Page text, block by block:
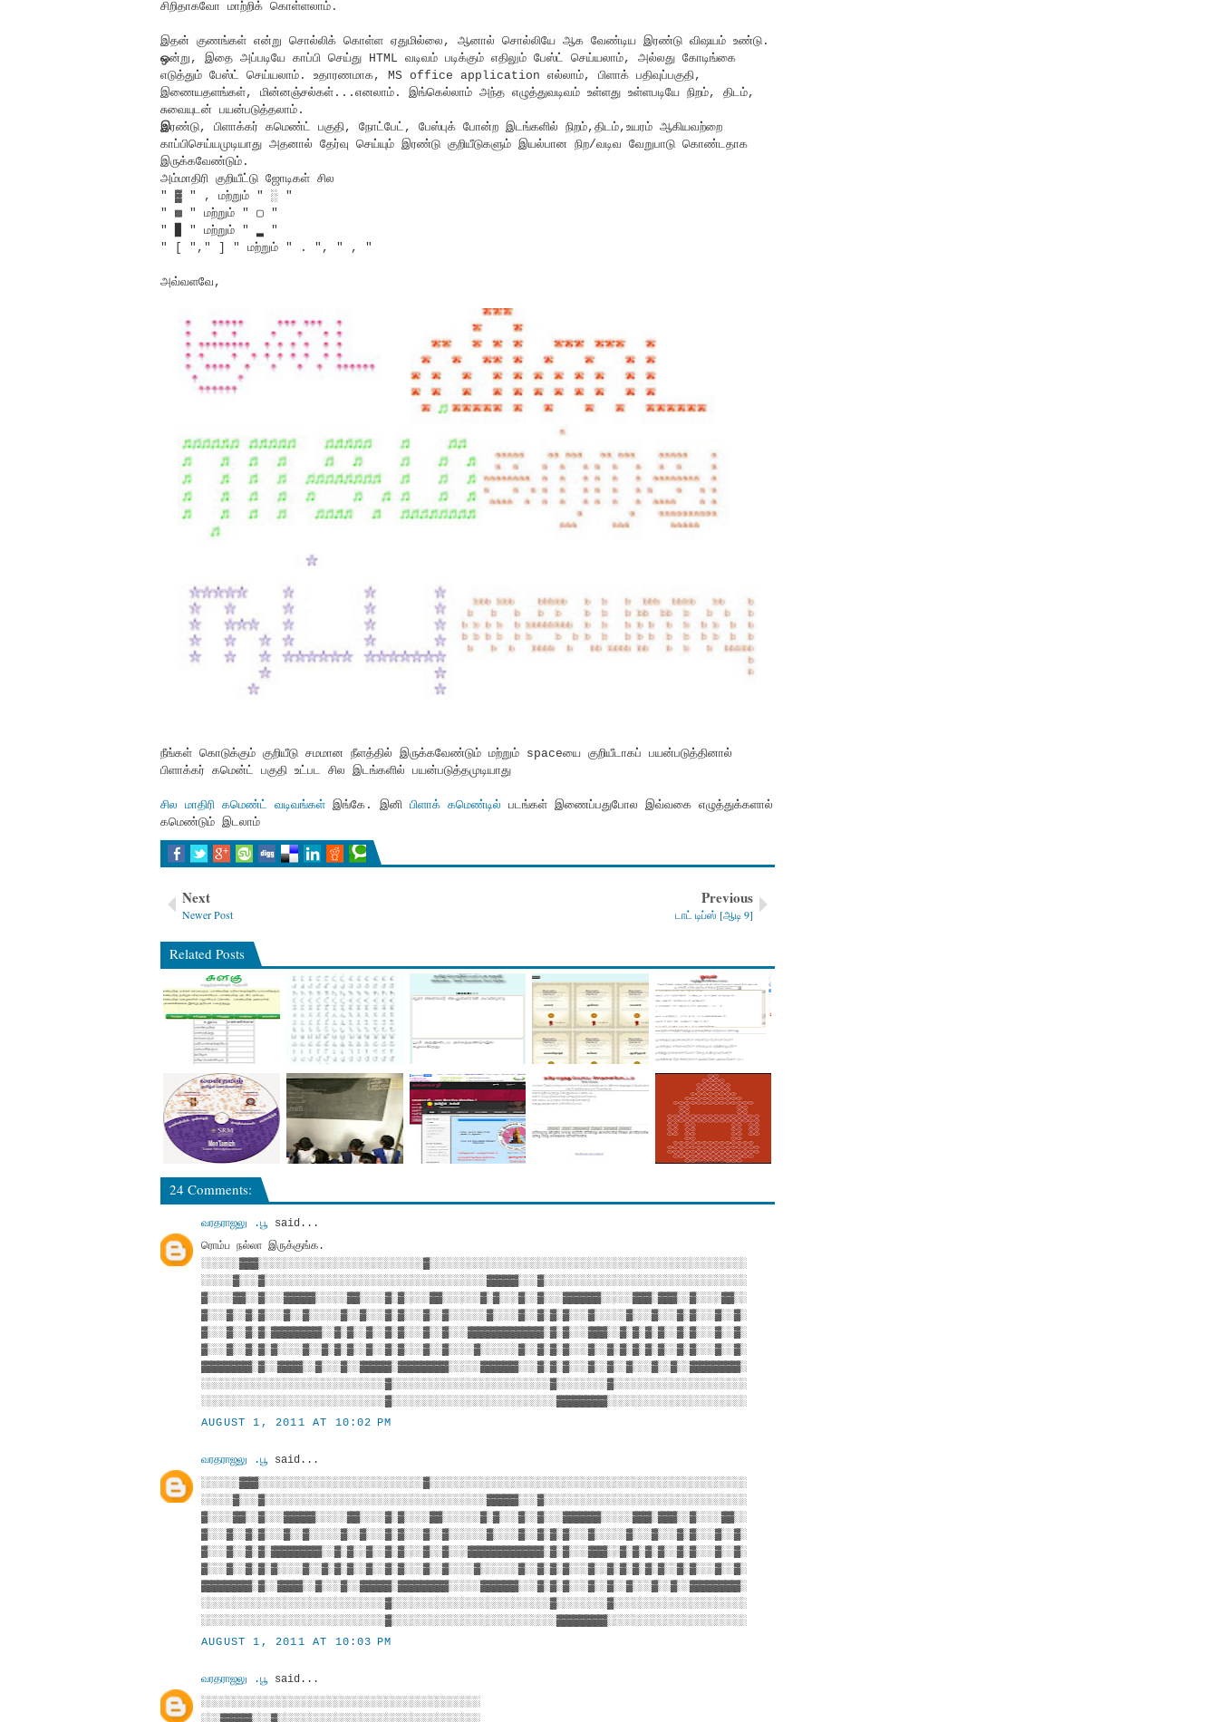
சிறிதாகவோ மாற்றிக் கொள்ளலாம்.
இதன் குணங்கள் என்று சொல்லிக் கொள்ள ஏதுமில்லை, ஆனால் சொல்லியே ஆக வேண்டிய இரண்டு விஷயம் உண்டு.
ஒன்று, இதை அப்படியே காப்பி செய்து HTML வடிவம் படிக்கும் எதிலும் பேஸ்ட் செய்யலாம், அல்லது கோடிங்கை
எடுத்தும் பேஸ்ட் செய்யலாம். உதாரணமாக, MS office application எல்லாம், பிளாக் பதிவுப்பகுதி,
இணையதளங்கள், மின்னஞ்சல்கள்...எனலாம். இங்கெல்லாம் அந்த எழுத்துவடிவம் உள்ளது உள்ளபடியே நிறம், திடம்,
சுவையுடன் பயன்படுத்தலாம்.
இரண்டு, பிளாக்கர் கமெண்ட் பகுதி, நோட்பேட், பேஸ்புக் போன்ற இடங்களில் நிறம்,திடம்,உயரம் ஆகியவற்றை
காப்பிசெய்யமுடியாது அதனால் தேர்வு செய்யும் இரண்டு குறியீடுகளும் இயல்பான நிற/வடிவ வேறுபாடு கொண்டதாக
இருக்கவேண்டும்.
அம்மாதிரி குறியீட்டு ஜோடிகள் சில
" ▓ " , மற்றும் " ░ "
" ▩ " மற்றும் " ▢ "
" ▉ " மற்றும் " ▂ "
" [ "," ] " மற்றும் " . ", " , "
அவ்வளவே,
நீங்கள் கொடுக்கும் குறியீடு சமமான நீளத்தில் இருக்கவேண்டும் மற்றும் spaceயை குறியீடாகப் பயன்படுத்தினால்
பிளாக்கர் கமென்ட் பகுதி உட்பட சில இடங்களில் பயன்படுத்தமுடியாது
சில மாதிரி கமெண்ட் வடிவங்கள் இங்கே. இனி பிளாக் கமெண்டில் படங்கள் இணைப்பதுபோல இவ்வகை எழுத்துக்களால்
கமெண்டும் இடலாம்
Next
Newer Post
Previous
டாட் டிப்ஸ் [ஆடி 9]
Related Posts
24 Comments:
வரதராஜலு .பூ said...
ரொம்ப நல்லா இருக்குங்க.
░░░░░░▓▓▓░░░░░░░░░░░░░░░░░░░░░░░░░░▓░░░░░░░░░░░░░░░░░░░░░░░░░░░░░░░░░░░░░░░░░░░░░░░░░░
░░░░░▓░░░▓░░░░░░░░░░░░░░░░░░░░░░░░░░░░░░░░░░░▓▓▓▓▓░░░▓░░░░░░░░░░░░░░░░░░░░░░░░░░░░░░░░
▓░░░░▓▓░░▓░░░▓▓▓▓▓░░░░░▓▓░░░░▓░▓░░░░▓▓░░░░░░▓░▓░░░▓░░▓░░░▓▓▓▓▓▓░░░░░▓▓▓░▓▓▓░░▓░░░░▓▓░░
▓░░░▓░░▓░▓░░░▓░░▓░░░░░▓░░▓░░░▓░▓░░░▓░░▓░░░░░░▓░░░░▓░░▓░▓░▓░░░▓░░░░░▓░░░▓░░░▓░▓░░░▓░░▓░
▓░░░▓░░▓░▓░▓▓▓▓▓▓▓▓░░▓░▓░░▓░░▓░▓░░░▓░░▓░░░▓▓▓▓▓▓▓▓▓▓▓▓░▓░▓░░░▓▓▓░░▓░▓░▓░▓░░▓░▓░░░▓░░▓░
▓░░░▓░░▓░▓░▓░░░░▓░░▓░▓░▓░░▓░░▓░▓░░░▓░░▓░░░░▓░░░░░░▓░░▓░▓░▓░░░▓░░▓░▓░▓░▓░▓░░▓░▓░░░▓░░▓░
▓▓▓▓▓▓▓▓░▓░░▓▓▓▓░░▓░░░▓░░▓▓▓▓▓░▓▓▓▓▓▓▓▓░░░░░▓▓▓▓▓▓░░░▓░▓░▓░░░▓░░▓░░▓░░░▓░░▓░░▓▓▓▓▓▓▓▓░
░░░░░░░░░░░░░░░░░░░░░░░░░░░░░▓░░░░░░░░░░░░░░░░░░░░░░░░░▓░░░░░░░░▓░░░░░░░░░░░░░░░░░░░░░
░░░░░░░░░░░░░░░░░░░░░░░░░░░░░▓░░░░░░░░░░░░░░░░░░░░░░░░░░▓▓▓▓▓▓▓▓░░░░░░░░░░░░░░░░░░░░░░
AUGUST 1, 2011 AT 10:02 PM
வரதராஜலு .பூ said...
░░░░░░▓▓▓░░░░░░░░░░░░░░░░░░░░░░░░░░▓░░░░░░░░░░░░░░░░░░░░░░░░░░░░░░░░░░░░░░░░░░░░░░░░░░
░░░░░▓░░░▓░░░░░░░░░░░░░░░░░░░░░░░░░░░░░░░░░░░▓▓▓▓▓░░░▓░░░░░░░░░░░░░░░░░░░░░░░░░░░░░░░░
▓░░░░▓▓░░▓░░░▓▓▓▓▓░░░░░▓▓░░░░▓░▓░░░░▓▓░░░░░░▓░▓░░░▓░░▓░░░▓▓▓▓▓▓░░░░░▓▓▓░▓▓▓░░▓░░░░▓▓░░
▓░░░▓░░▓░▓░░░▓░░▓░░░░░▓░░▓░░░▓░▓░░░▓░░▓░░░░░░▓░░░░▓░░▓░▓░▓░░░▓░░░░░▓░░░▓░░░▓░▓░░░▓░░▓░
▓░░░▓░░▓░▓░▓▓▓▓▓▓▓▓░░▓░▓░░▓░░▓░▓░░░▓░░▓░░░▓▓▓▓▓▓▓▓▓▓▓▓░▓░▓░░░▓▓▓░░▓░▓░▓░▓░░▓░▓░░░▓░░▓░
▓░░░▓░░▓░▓░▓░░░░▓░░▓░▓░▓░░▓░░▓░▓░░░▓░░▓░░░░▓░░░░░░▓░░▓░▓░▓░░░▓░░▓░▓░▓░▓░▓░░▓░▓░░░▓░░▓░
▓▓▓▓▓▓▓▓░▓░░▓▓▓▓░░▓░░░▓░░▓▓▓▓▓░▓▓▓▓▓▓▓▓░░░░░▓▓▓▓▓▓░░░▓░▓░▓░░░▓░░▓░░▓░░░▓░░▓░░▓▓▓▓▓▓▓▓░
░░░░░░░░░░░░░░░░░░░░░░░░░░░░░▓░░░░░░░░░░░░░░░░░░░░░░░░░▓░░░░░░░░▓░░░░░░░░░░░░░░░░░░░░░
░░░░░░░░░░░░░░░░░░░░░░░░░░░░░▓░░░░░░░░░░░░░░░░░░░░░░░░░░▓▓▓▓▓▓▓▓░░░░░░░░░░░░░░░░░░░░░░
AUGUST 1, 2011 AT 10:03 PM
வரதராஜலு .பூ said...
░░░░░░░░░░░░░░░░░░░░░░░░░░░░░░░░░░░░░░░░░░░░
░░░▓▓▓▓▓░░░▓░░░░░░░░░░░░░░░░░░░░░░░░░░░░░░░░